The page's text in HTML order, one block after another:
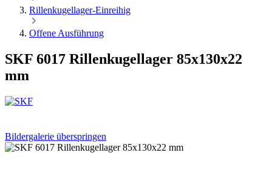
Rillenkugellager-Einreihig
Offene Ausführung
SKF 6017 Rillenkugellager 85x130x22
mm
Bildergalerie überspringen